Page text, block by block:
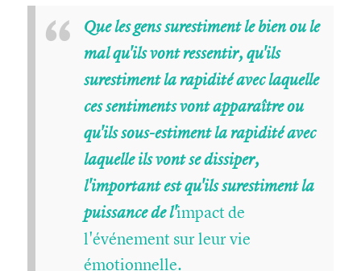
“
Que les gens surestiment le bien ou le
mal qu'ils vont ressentir, qu'ils
surestiment la rapidité avec laquelle
ces sentiments vont apparaître ou
qu'ils sous-estiment la rapidité avec
laquelle ils vont se dissiper,
l'important est qu'ils surestiment la
puissance de l'impact de
l'événement sur leur vie
émotionnelle.